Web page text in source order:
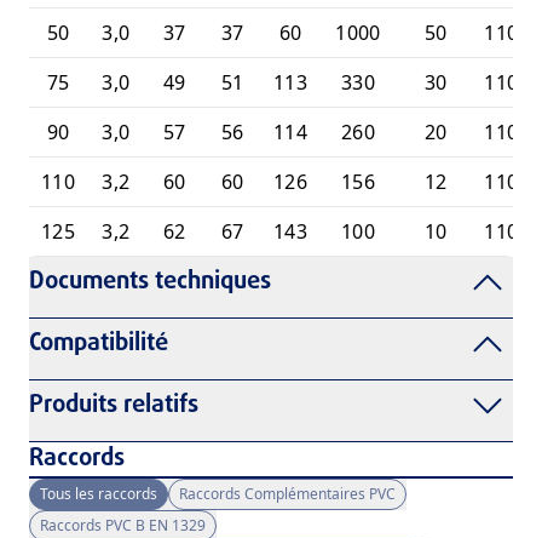
50
3,0 37 37 60 1000 50
75
3,0 49 51 113 330 30
90
3,0 57 56 114 260 20
110
3,2 60 60 126 156 12
125
3,2 62 67 143 100 10
Documents techniques
Compatibilité
Produits relatifs
Raccords
Tous les raccords
Raccords Complémentaires PVC
Raccords PVC B EN 1329